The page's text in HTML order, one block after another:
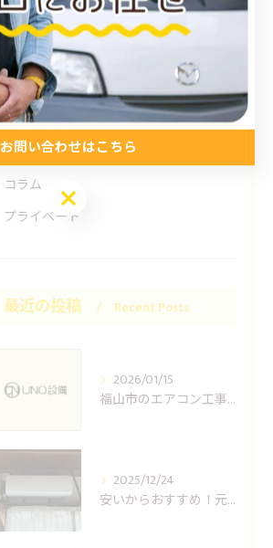
アンテナ工事
電気工事
お知らせ
施工事例
お得情報
コラム
プライベート
最近の投稿 Recent Posts
2026/01/15
福山市のエアコン工事ならUNO設備へどうぞ
2025/12/24
安いからおすすめ！元消防士の倉敷エアコン取り付け業者はUNO設備へ！
お問い合わせはこちら
お問い合わせはこちら